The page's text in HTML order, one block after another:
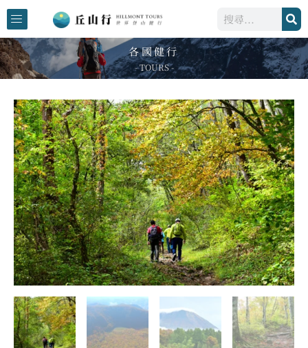
跳
至
主
要
內
搜
各國健行
- TOURS -